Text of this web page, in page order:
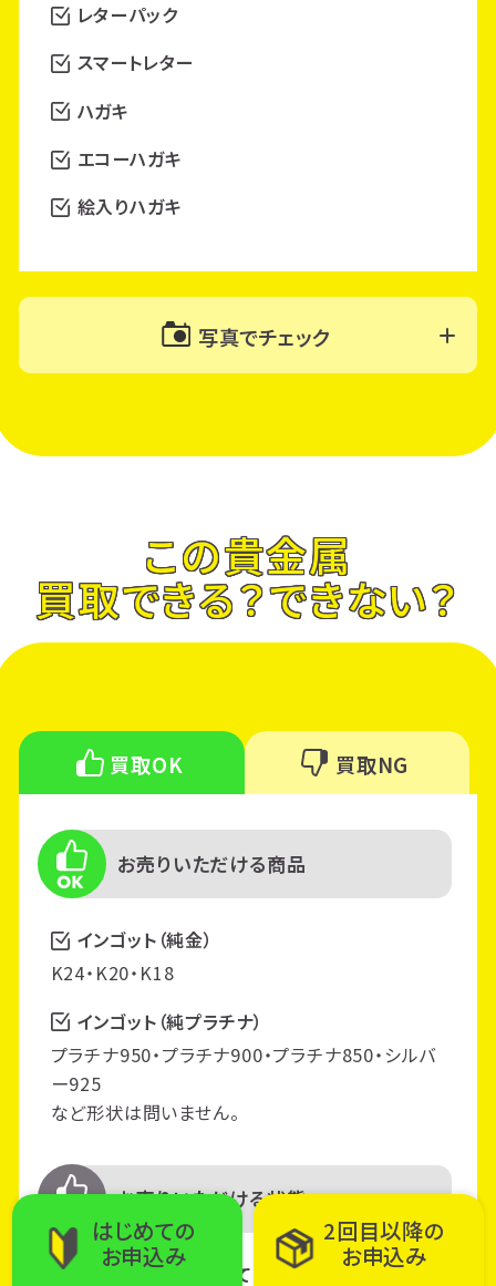
はじめての
お申込み
2回目以降の
お申込み
レターパック
スマートレター
ハガキ
エコーハガキ
絵入りハガキ
写真でチェック
この貴金属
買取できる？できない？
買取OK 買取NG
お売りいただける商品
インゴット（純金）
K24・K20・K18
インゴット（純プラチナ）
プラチナ950・プラチナ900・プラチナ850・シルバ
ー925
など形状は問いません。
お売りいただける状態
アクセサリーが汚れていたり、変形していたり、